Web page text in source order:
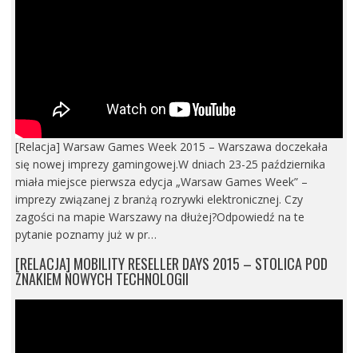
[Relacja] Warsaw Games Week 2015 – Warszawa doczekała
się nowej imprezy gamingowej.W dniach 23-25 października
miała miejsce pierwsza edycja „Warsaw Games Week” –
imprezy związanej z branżą rozrywki elektronicznej. Czy
zagości na mapie Warszawy na dłużej?Odpowiedź na te
pytanie poznamy już w pr…
[RELACJA] MOBILITY RESELLER DAYS 2015 – STOLICA POD
ZNAKIEM NOWYCH TECHNOLOGII